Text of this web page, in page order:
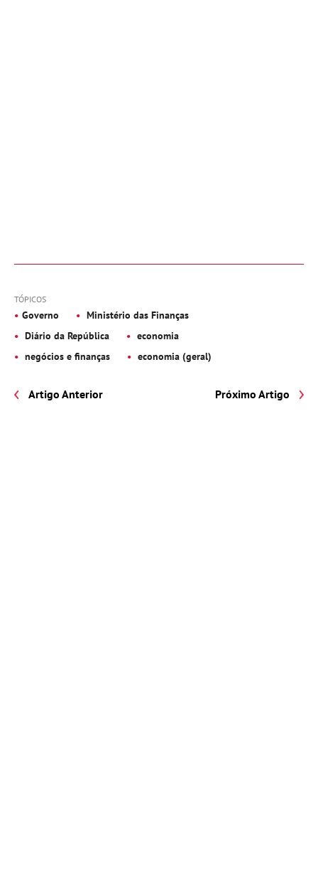
TÓPICOS
Governo
Ministério das Finanças
Diário da República
economia
negócios e finanças
economia (geral)
Artigo Anterior Próximo Artigo